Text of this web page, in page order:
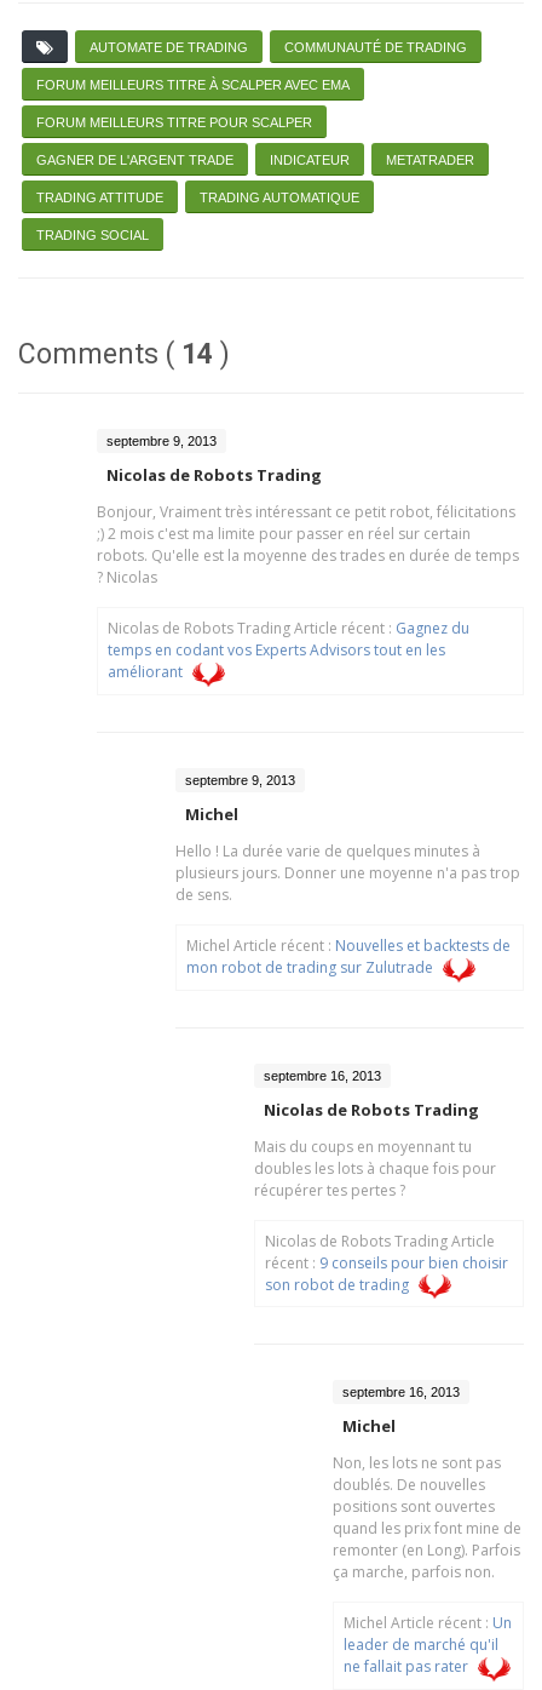
AUTOMATE DE TRADING COMMUNAUTÉ DE TRADING
FORUM MEILLEURS TITRE À SCALPER AVEC EMA
FORUM MEILLEURS TITRE POUR SCALPER
GAGNER DE L'ARGENT TRADE INDICATEUR METATRADER
TRADING ATTITUDE TRADING AUTOMATIQUE
TRADING SOCIAL
Comments ( 14 )
septembre 9, 2013
Nicolas de Robots Trading
Bonjour, Vraiment très intéressant ce petit robot, félicitations
;) 2 mois c'est ma limite pour passer en réel sur certain
robots. Qu'elle est la moyenne des trades en durée de temps
? Nicolas
Nicolas de Robots Trading Article récent : Gagnez du
temps en codant vos Experts Advisors tout en les
améliorant
septembre 9, 2013
Michel
Hello ! La durée varie de quelques minutes à
plusieurs jours. Donner une moyenne n'a pas trop
de sens.
Michel Article récent : Nouvelles et backtests de
mon robot de trading sur Zulutrade
septembre 16, 2013
Nicolas de Robots Trading
Mais du coups en moyennant tu
doubles les lots à chaque fois pour
récupérer tes pertes ?
Nicolas de Robots Trading Article
récent : 9 conseils pour bien choisir
son robot de trading
septembre 16, 2013
Michel
Non, les lots ne sont pas
doublés. De nouvelles
positions sont ouvertes
quand les prix font mine de
remonter (en Long). Parfois
ça marche, parfois non.
Michel Article récent : Un
leader de marché qu'il
ne fallait pas rater